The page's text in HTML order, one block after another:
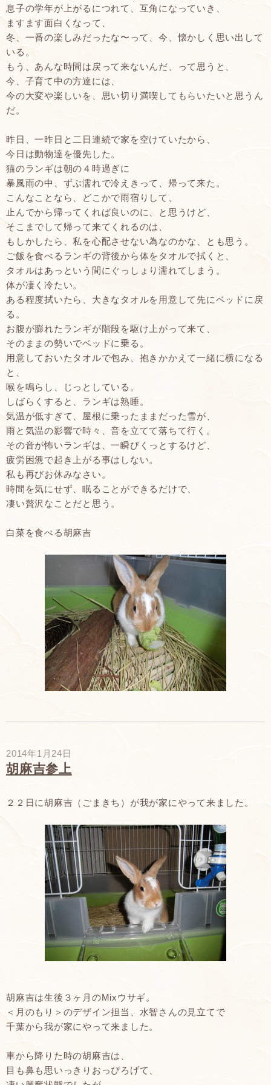
息子の学年が上がるにつれて、互角になっていき、
ますます面白くなって、
冬、一番の楽しみだったな〜って、今、懐かしく思い出して
いる。
もう、あんな時間は戻って来ないんだ、って思うと、
今、子育て中の方達には、
今の大変や楽しいを、思い切り満喫してもらいたいと思うん
だ。
昨日、一昨日と二日連続で家を空けていたから、
今日は動物達を優先した。
猫のランギは朝の４時過ぎに
暴風雨の中、ずぶ濡れで冷えきって、帰って来た。
こんなことなら、どこかで雨宿りして、
止んでから帰ってくれば良いのに、と思うけど、
そこまでして帰って来てくれるのは、
もしかしたら、私を心配させない為なのかな、とも思う。
ご飯を食べるランギの背後から体をタオルで拭くと、
タオルはあっという間にぐっしょり濡れてしまう。
体が凄く冷たい。
ある程度拭いたら、大きなタオルを用意して先にベッドに戻
る。
お腹が膨れたランギが階段を駆け上がって来て、
そのままの勢いでベッドに乗る。
用意しておいたタオルで包み、抱きかかえて一緒に横になる
と、
喉を鳴らし、じっとしている。
しばらくすると、ランギは熟睡。
気温が低すぎて、屋根に乗ったままだった雪が、
雨と気温の影響で時々、音を立てて落ちて行く。
その音が怖いランギは、一瞬びくっとするけど、
疲労困憊で起き上がる事はしない。
私も再びお休みなさい。
時間を気にせず、眠ることができるだけで、
凄い贅沢なことだと思う。
白菜を食べる胡麻吉
2014年1月24日
胡麻吉参上
２２日に胡麻吉（ごまきち）が我が家にやって来ました。
胡麻吉は生後３ヶ月のMixウサギ。
＜月のもり＞のデザイン担当、水智さんの見立てで
千葉から我が家にやって来ました。
車から降りた時の胡麻吉は、
目も鼻も思いっきりおっぴろげて、